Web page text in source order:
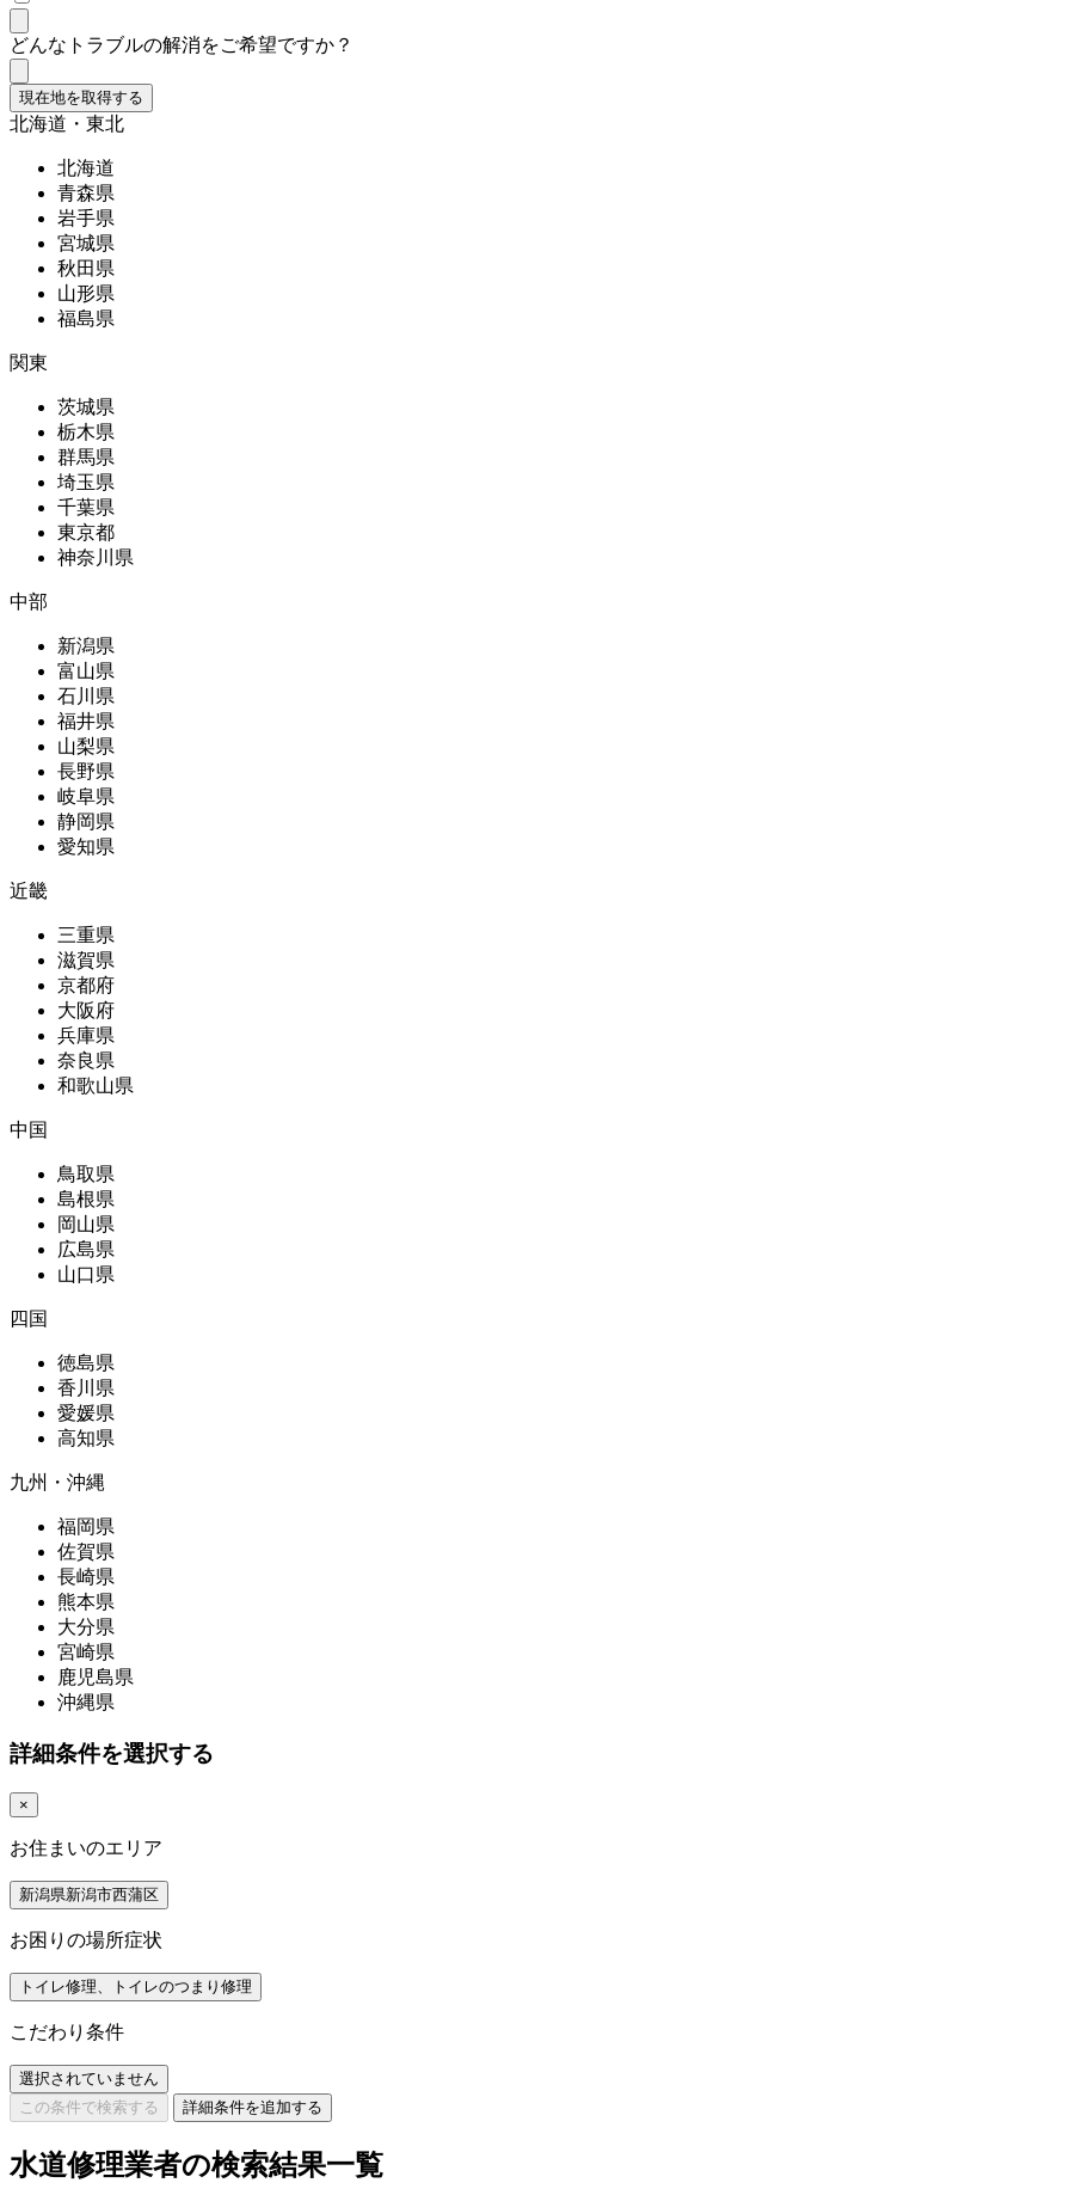
どんなトラブルの解消をご希望ですか？
現在地を取得する
北海道・東北
北海道
青森県
岩手県
宮城県
秋田県
山形県
福島県
関東
茨城県
栃木県
群馬県
埼玉県
千葉県
東京都
神奈川県
中部
新潟県
富山県
石川県
福井県
山梨県
長野県
岐阜県
静岡県
愛知県
近畿
三重県
滋賀県
京都府
大阪府
兵庫県
奈良県
和歌山県
中国
鳥取県
島根県
岡山県
広島県
山口県
四国
徳島県
香川県
愛媛県
高知県
九州・沖縄
福岡県
佐賀県
長崎県
熊本県
大分県
宮崎県
鹿児島県
沖縄県
詳細条件を選択する
×
お住まいのエリア
新潟県新潟市西蒲区
お困りの場所症状
トイレ修理、トイレのつまり修理
こだわり条件
選択されていません
この条件で検索する
詳細条件を追加する
水道修理業者の検索結果一覧